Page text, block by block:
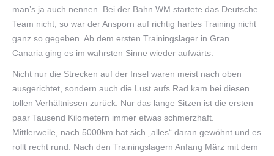
man’s ja auch nennen. Bei der Bahn WM startete das Deutsche
Team nicht, so war der Ansporn auf richtig hartes Training nicht
ganz so gegeben. Ab dem ersten Trainingslager in Gran
Canaria ging es im wahrsten Sinne wieder aufwärts.
Nicht nur die Strecken auf der Insel waren meist nach oben
ausgerichtet, sondern auch die Lust aufs Rad kam bei diesen
tollen Verhältnissen zurück. Nur das lange Sitzen ist die ersten
paar Tausend Kilometern immer etwas schmerzhaft.
Mittlerweile, nach 5000km hat sich „alles“ daran gewöhnt und es
rollt recht rund. Nach den Trainingslagern Anfang März mit dem